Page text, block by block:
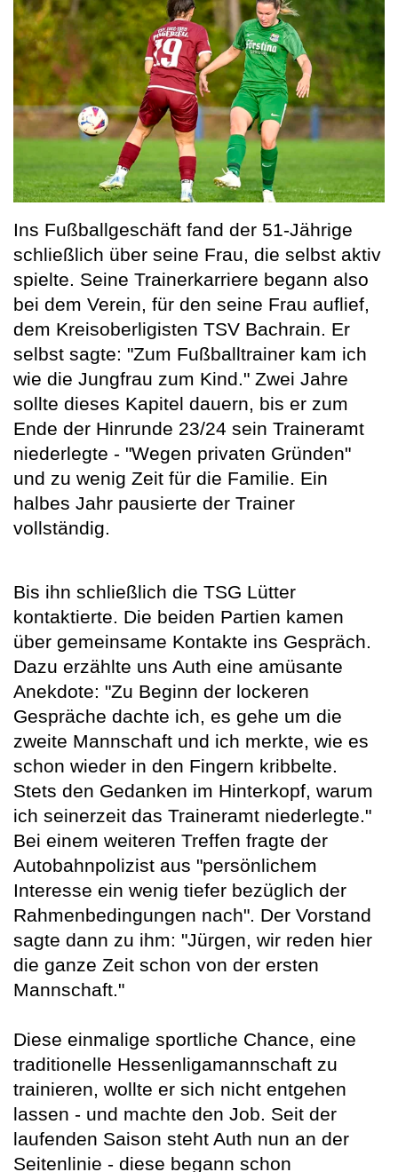
Ins Fußballgeschäft fand der 51-Jährige
schließlich über seine Frau, die selbst aktiv
spielte. Seine Trainerkarriere begann also
bei dem Verein, für den seine Frau auflief,
dem Kreisoberligisten TSV Bachrain. Er
selbst sagte: "Zum Fußballtrainer kam ich
wie die Jungfrau zum Kind." Zwei Jahre
sollte dieses Kapitel dauern, bis er zum
Ende der Hinrunde 23/24 sein Traineramt
niederlegte - "Wegen privaten Gründen"
und zu wenig Zeit für die Familie. Ein
halbes Jahr pausierte der Trainer
vollständig.
Bis ihn schließlich die TSG Lütter
kontaktierte. Die beiden Partien kamen
über gemeinsame Kontakte ins Gespräch.
Dazu erzählte uns Auth eine amüsante
Anekdote: "Zu Beginn der lockeren
Gespräche dachte ich, es gehe um die
zweite Mannschaft und ich merkte, wie es
schon wieder in den Fingern kribbelte.
Stets den Gedanken im Hinterkopf, warum
ich seinerzeit das Traineramt niederlegte."
Bei einem weiteren Treffen fragte der
Autobahnpolizist aus "persönlichem
Interesse ein wenig tiefer bezüglich der
Rahmenbedingungen nach". Der Vorstand
sagte dann zu ihm: "Jürgen, wir reden hier
die ganze Zeit schon von der ersten
Mannschaft."
Diese einmalige sportliche Chance, eine
traditionelle Hessenligamannschaft zu
trainieren, wollte er sich nicht entgehen
lassen - und machte den Job. Seit der
laufenden Saison steht Auth nun an der
Seitenlinie - diese begann schon